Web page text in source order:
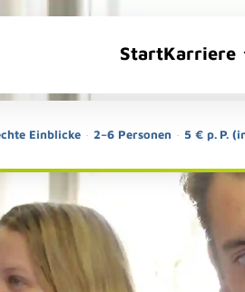
StartKarriere
Einblicke · 2–6 Personen · 5 € p. P.